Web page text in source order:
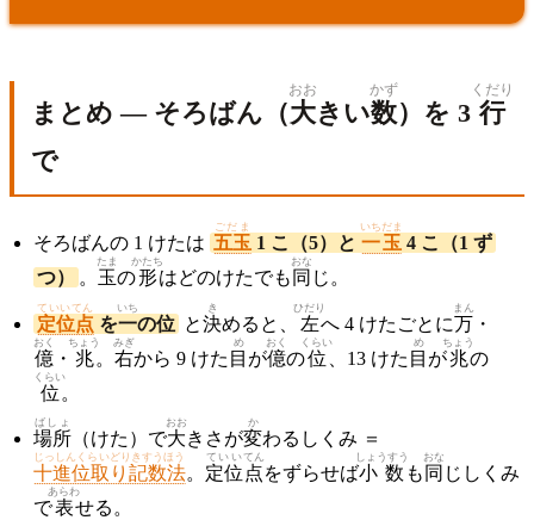
まとめ — そろばん（大
おお
きい数
かず
）を 3 行
くだり
で
そろばんの 1 けたは 五玉
ごだま
1 こ（5）と 一玉
いちだま
4 こ（1 ず
つ）
。 玉
たま
の形
かたち
はどのけたでも 同
おな
じ。
定位点
ていいてん
を一
いち
の位 と決
き
めると、 左
ひだり
へ 4 けたごとに万
まん
・
億
おく
・ 兆
ちょう
。 右
みぎ
から 9 けた 目
め
が億
おく
の位
くらい
、13 けた 目
め
が兆
ちょう
の
位
くらい
。
場所
ばしょ
（けた）で大
おお
きさが変
か
わるしくみ ＝
十進位取り記数法
じっしんくらいどりきすうほう
。 定位
ていい
点
てん
をずらせば小数
しょうすう
も 同
おな
じしくみ
で表
あらわ
せる。